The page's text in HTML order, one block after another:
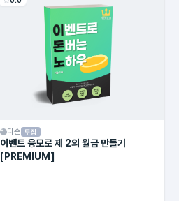
디슨 투잡
이벤트 응모로 제 2의 월급 만들기
[PREMIUM]